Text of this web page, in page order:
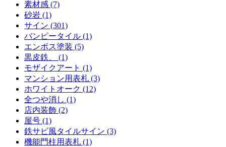
素材感 (7)
砂岩 (1)
サイン (301)
バンピータイル (1)
エンボス塗装 (5)
黒皮鉄、 (1)
モザイクアート (1)
マンション用表札 (3)
ホワイトオーク (12)
全つや消し (1)
店内装飾 (2)
屋号 (1)
鉄サビ風タイルサイン (3)
機能門柱用表札 (1)